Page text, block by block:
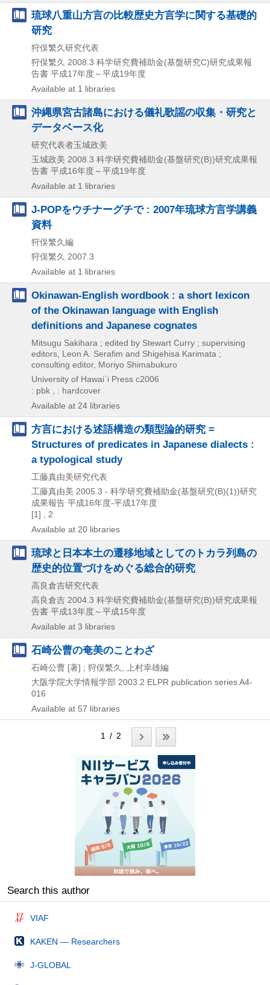
琉球八重山方言の比較歴史方言学に関する基礎的
研究
狩俣繁久研究代表
狩俣繁久 2008.3 科学研究費補助金(基盤研究C)研究成果報
告書 平成17年度～平成19年度
Available at 1 libraries
沖縄県宮古諸島における儀礼歌謡の収集・研究と
データベース化
研究代表者玉城政美
玉城政美 2008.3 科学研究費補助金(基盤研究(B))研究成果報
告書 平成16年度～平成19年度
Available at 1 libraries
J-POPをウチナーグチで : 2007年琉球方言学講義
資料
狩俣繁久編
狩俣繁久 2007.3
Available at 1 libraries
Okinawan-English wordbook : a short lexicon
of the Okinawan language with English
definitions and Japanese cognates
Mitsugu Sakihara ; edited by Stewart Curry ; supervising
editors, Leon A. Serafim and Shigehisa Karimata ;
consulting editor, Moriyo Shimabukuro
University of Hawaiʿi Press c2006
: pbk , : hardcover
Available at 24 libraries
方言における述語構造の類型論的研究 =
Structures of predicates in Japanese dialects :
a typological study
工藤真由美研究代表
工藤真由美 2005.3 - 科学研究費補助金(基盤研究(B)(1))研究
成果報告 平成16年度-平成17年度
[1] , 2
Available at 20 libraries
琉球と日本本土の遷移地域としてのトカラ列島の
歴史的位置づけをめぐる総合的研究
高良倉吉研究代表
高良倉吉 2004.3 科学研究費補助金(基盤研究(B))研究成果報
告書 平成13年度～平成15年度
Available at 3 libraries
石崎公曹の奄美のことわざ
石崎公曹 [著] ; 狩俣繁久, 上村幸雄編
大阪学院大学情報学部 2003.2 ELPR publication series A4-
016
Available at 57 libraries
1 / 2
Search this author
VIAF
KAKEN — Researchers
J-GLOBAL